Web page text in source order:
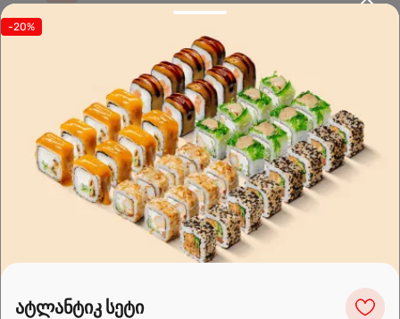
Sushi24.ge since 2018. Rolls, pizza, and wok are waiting to be
prepared for you. Choose the nearest location and explore the
menu.
-20%
ატლანტიკ სეტი